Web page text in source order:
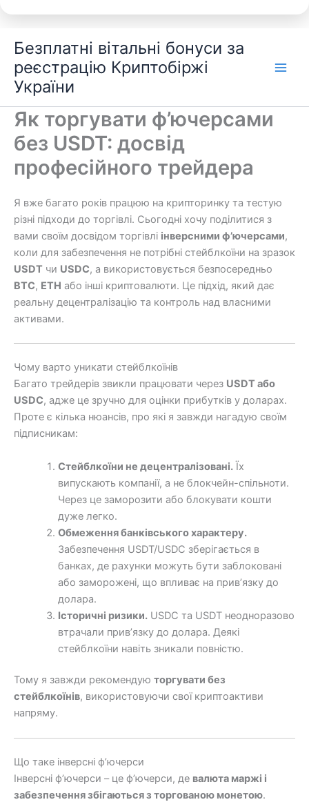
вмісту
Безплатні вітальні бонуси за
реєстрацію Криптобіржі
України
Як торгувати ф’ючерсами
без USDT: досвід
професійного трейдера
Я вже багато років працюю на крипторинку та тестую
різні підходи до торгівлі. Сьогодні хочу поділитися з
вами своїм досвідом торгівлі інверсними ф’ючерсами,
коли для забезпечення не потрібні стейблкоїни на зразок
USDT чи USDC, а використовується безпосередньо
BTC, ETH або інші криптовалюти. Це підхід, який дає
реальну децентралізацію та контроль над власними
активами.
Чому варто уникати стейблкоїнів
Багато трейдерів звикли працювати через USDT або
USDC, адже це зручно для оцінки прибутків у доларах.
Проте є кілька нюансів, про які я завжди нагадую своїм
підписникам:
Стейблкоїни не децентралізовані.Їх
випускають компанії, а не блокчейн-спільноти.
Через це заморозити або блокувати кошти
дуже легко.
Обмеження банківського характеру.
Забезпечення USDT/USDC зберігається в
банках, де рахунки можуть бути заблоковані
або заморожені, що впливає на прив’язку до
долара.
Історичні ризики.USDC та USDT неодноразово
втрачали прив’язку до долара. Деякі
стейблкоїни навіть зникали повністю.
Тому я завжди рекомендую торгувати без
стейблкоїнів, використовуючи свої криптоактиви
напряму.
Що таке інверсні ф’ючерси
Інверсні ф’ючерси – це ф’ючерси, де валюта маржі і
забезпечення збігаються з торгованою монетою.